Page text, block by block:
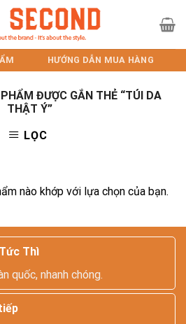
HƯỚNG DẪN MUA HÀNG
ĐƯỢC GẮN THẺ “TÚI DA
THẬT Ý”
LỌC
nào khớp với lựa chọn của bạn.
Thì
quốc, nhanh chóng.